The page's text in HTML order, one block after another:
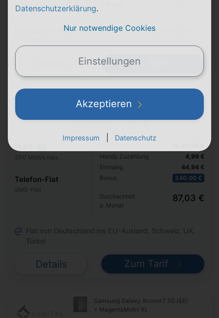
Flat von Deutschland ins EU-Ausland, Schweiz, UK,
Zum Tarif
Samsung Galaxy S25 Ultra
+ MagentaMobil XL
24 Monate
300 Mbit/s max.
Telefon-Flat
SMS-Flat
Handy Zuzahlung
Einmalig
Bonus
4,99 €
44,94 €
240,00 €
Durchschnitt
p. Monat
87,03 €
Flat von Deutschland ins EU-Ausland, Schweiz, UK,
Türkei
Details Zum Tarif
Samsung Galaxy Xcover7 5G (EE)
+ MagentaMobil XL
Datenschutzerklärung.
Nur notwendige Cookies
Einstellungen
Akzeptieren
Impressum Datenschutz